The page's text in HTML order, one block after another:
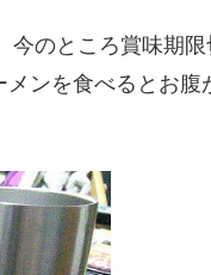
今のところ賞味期
ンを食べるとお